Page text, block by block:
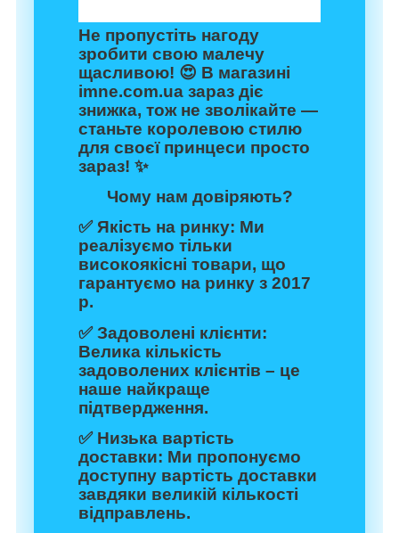
Не пропустіть нагоду
зробити свою малечу
щасливою! 😍 В магазині
imne.com.ua зараз діє
знижка, тож не зволікайте —
станьте королевою стилю
для своєї принцеси просто
зараз! ✨
Чому нам довіряють?
✅Якість на ринку: Ми
реалізуємо тільки
високоякісні товари, що
гарантуємо на ринку з 2017
р.
✅Задоволені клієнти:
Велика кількість
задоволених клієнтів – це
наше найкраще
підтвердження.
✅ Низька вартість
доставки: Ми пропонуємо
доступну вартість доставки
завдяки великій кількості
відправлень.